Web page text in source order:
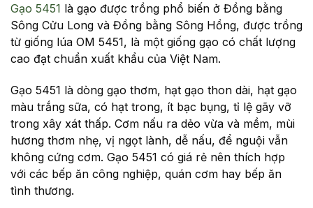
Gạo 5451 là gạo được trồng phổ biến ở Đồng bằng
Sông Cửu Long và Đồng bằng Sông Hồng, được trồng
từ giống lúa OM 5451, là một giống gạo có chất lượng
cao đạt chuẩn xuất khẩu của Việt Nam.
Gạo 5451 là dòng gạo thơm, hạt gạo thon dài, hạt gạo
màu trắng sữa, có hạt trong, ít bạc bụng, tỉ lệ gãy vỡ
trong xây xát thấp. Cơm nấu ra dẻo vừa và mềm, mùi
hương thơm nhẹ, vị ngọt lành, dễ nấu, để nguội vẫn
không cứng cơm. Gạo 5451 có giá rẻ nên thích hợp
với các bếp ăn công nghiệp, quán cơm hay bếp ăn
tình thương.